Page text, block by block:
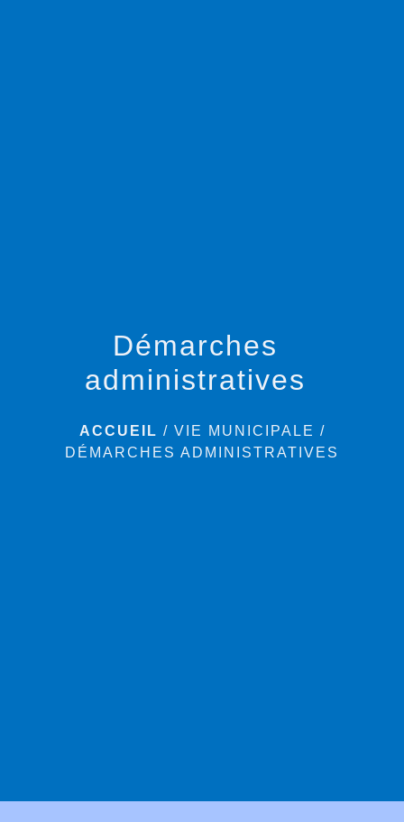
Démarches
administratives
ACCUEIL / VIE MUNICIPALE /
DÉMARCHES ADMINISTRATIVES